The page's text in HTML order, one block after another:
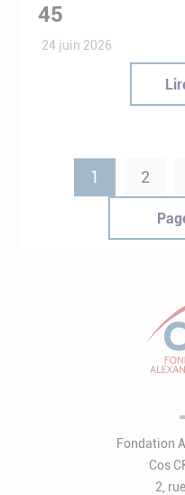
45
24 juin 2026
1 2
Fondation
Cos
2,